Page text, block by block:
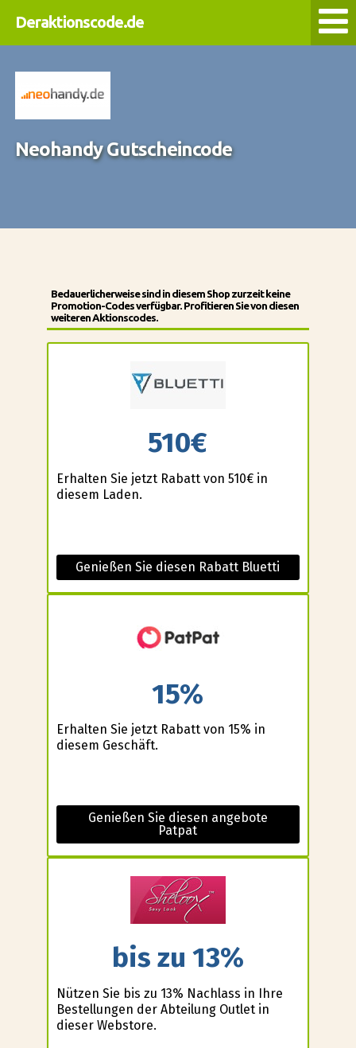
Deraktionscode.de
Neohandy Gutscheincode
Bedauerlicherweise sind in diesem Shop zurzeit keine
Promotion-Codes verfügbar. Profitieren Sie von diesen
weiteren Aktionscodes.
510€
Erhalten Sie jetzt Rabatt von 510€ in
diesem Laden.
Genießen Sie diesen Rabatt Bluetti
15%
Erhalten Sie jetzt Rabatt von 15% in
diesem Geschäft.
Genießen Sie diesen angebote
Patpat
bis zu 13%
Nützen Sie bis zu 13% Nachlass in Ihre
Bestellungen der Abteilung Outlet in
dieser Webstore.